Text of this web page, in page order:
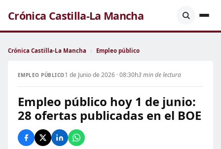
Crónica Castilla-La Mancha
Crónica Castilla-La Mancha › Empleo público
EMPLEO PÚBLICO1 de Junio de 2026 · 08:30h3 min de lectura
Empleo público hoy 1 de junio:
28 ofertas publicadas en el BOE